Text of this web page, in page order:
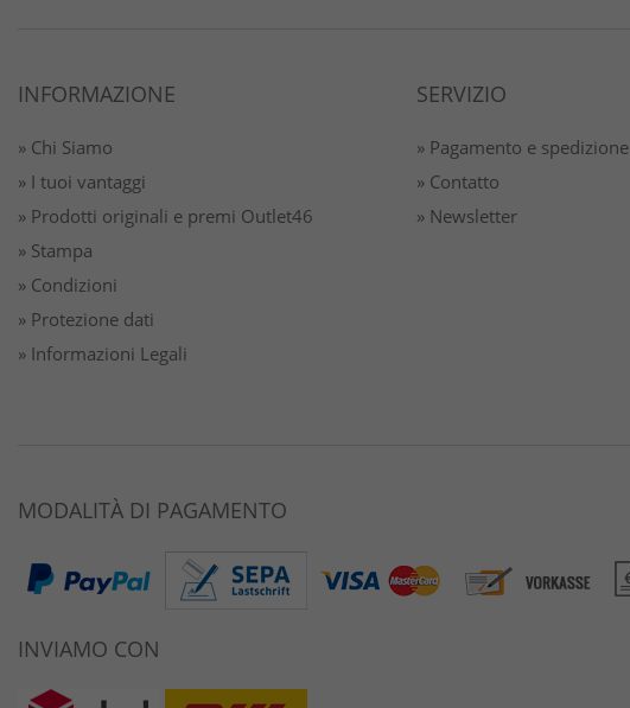
INFORMAZIONE
» Chi Siamo
» I tuoi vantaggi
» Prodotti originali e premi Outlet46
» Stampa
» Condizioni
» Protezione dati
» Informazioni Legali
SERVIZIO
» Pagamento e spedizione
» Contatto
» Newsletter
MODALITÀ DI PAGAMENTO
INVIAMO CON